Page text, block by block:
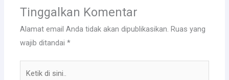
Tinggalkan Komentar
Alamat email Anda tidak akan dipublikasikan. Ruas yang
wajib ditandai*